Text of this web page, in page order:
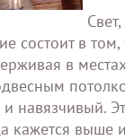
состоит в
в
навязчивый.
кажется выше